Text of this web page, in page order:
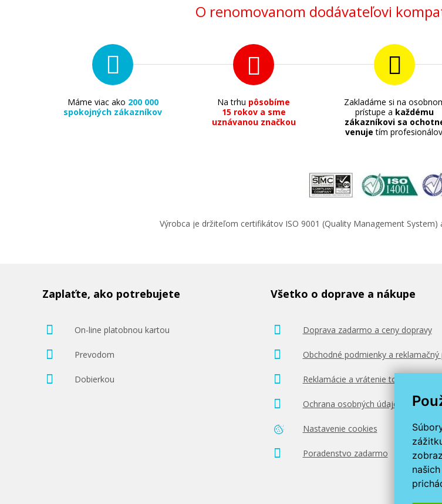
O renomovanom dodávateľovi
Máme viac ako 200 000
spokojných zákazníkov
Na trhu pôsobíme
15 rokov a sme
uznávanou značkou
Zakladáme si na
prístupe a každému
zákazníkovi sa
venuje tím
Výrobca je držiteľom certifikátov ISO 9001 (Quality Management
Zaplaťte, ako potrebujete
On-line platobnou kartou
Prevodom
Dobierkou
Všetko o doprave a nákupe
Doprava zadarmo a ceny dopravy
Obchodné podmienky a
Reklamácie a vrátenie tovaru
Ochrana osobných údajov
Nastavenie cookies
Poradenstvo zadarmo